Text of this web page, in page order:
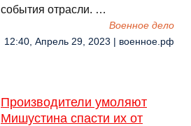
события отрасли. …
Военное дело
12:40, Апрель 29, 2023 | военное.рф
Производители умоляют
Мишустина спасти их от